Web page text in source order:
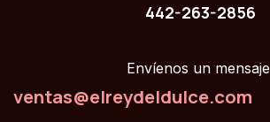
442-263-2856
Envíenos un mensaje
ventas@elreydeldulce.com